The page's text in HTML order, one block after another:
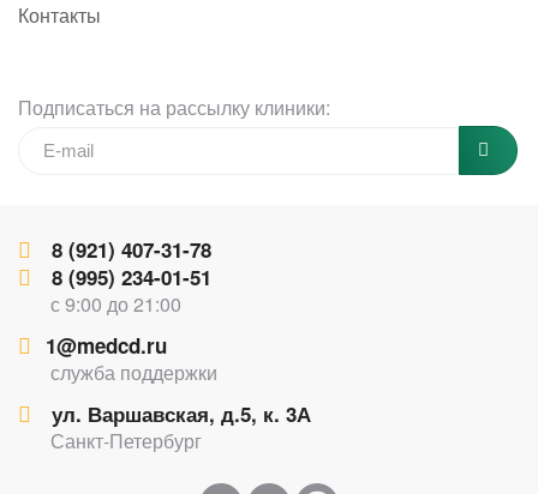
8 (921) 407-31-78
8 (995) 234-01-51
с 9:00 до 21:00
1@medcd.ru
служба поддержки
ул. Варшавская, д.5, к. 3А
Санкт-Петербург
Контакты
Подписаться на рассылку клиники: